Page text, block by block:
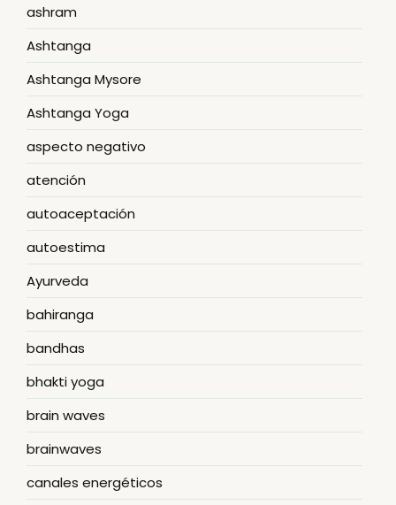
ashram
Ashtanga
Ashtanga Mysore
Ashtanga Yoga
aspecto negativo
atención
autoaceptación
autoestima
Ayurveda
bahiranga
bandhas
bhakti yoga
brain waves
brainwaves
canales energéticos